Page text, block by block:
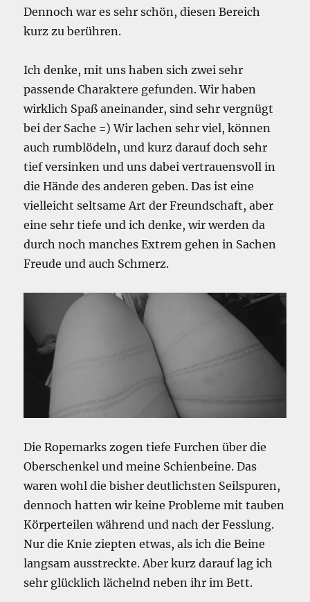
Dennoch war es sehr schön, diesen Bereich
kurz zu berühren.
Ich denke, mit uns haben sich zwei sehr
passende Charaktere gefunden. Wir haben
wirklich Spaß aneinander, sind sehr vergnügt
bei der Sache =) Wir lachen sehr viel, können
auch rumblödeln, und kurz darauf doch sehr
tief versinken und uns dabei vertrauensvoll in
die Hände des anderen geben. Das ist eine
vielleicht seltsame Art der Freundschaft, aber
eine sehr tiefe und ich denke, wir werden da
durch noch manches Extrem gehen in Sachen
Freude und auch Schmerz.
Die Ropemarks zogen tiefe Furchen über die
Oberschenkel und meine Schienbeine. Das
waren wohl die bisher deutlichsten Seilspuren,
dennoch hatten wir keine Probleme mit tauben
Körperteilen während und nach der Fesslung.
Nur die Knie ziepten etwas, als ich die Beine
langsam ausstreckte. Aber kurz darauf lag ich
sehr glücklich lächelnd neben ihr im Bett.